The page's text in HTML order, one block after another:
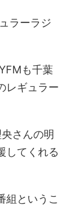
ラーラジ
も千葉
レギュラー
さんの明
してくれる
組というこ